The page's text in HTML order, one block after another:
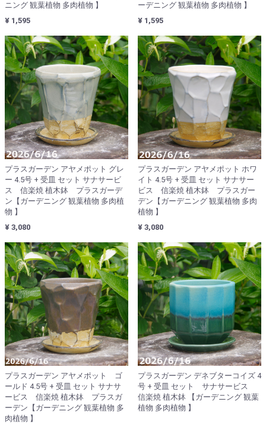
ニング 観葉植物 多肉植物 】
¥ 1,595
ーデニング 観葉植物 多肉植物 】
¥ 1,595
プラスガーデン アヤメポット グレ
ー 4.5号 + 受皿 セット サナサービ
ス 信楽焼 植木鉢 プラスガーデ
ン【ガーデニング 観葉植物 多肉植
物 】
¥ 3,080
プラスガーデン アヤメポット ホワ
イト 4.5号 + 受皿 セット サナサー
ビス 信楽焼 植木鉢 プラスガー
デン【ガーデニング 観葉植物 多肉
植物 】
¥ 3,080
プラスガーデン アヤメポット ゴ
ールド 4.5号 + 受皿 セット サナサ
ービス 信楽焼 植木鉢 プラスガ
ーデン【ガーデニング 観葉植物 多
肉植物 】
プラスガーデン デネブターコイズ 4
号 + 受皿 セット サナサービス
信楽焼 植木鉢 【ガーデニング 観葉
植物 多肉植物 】